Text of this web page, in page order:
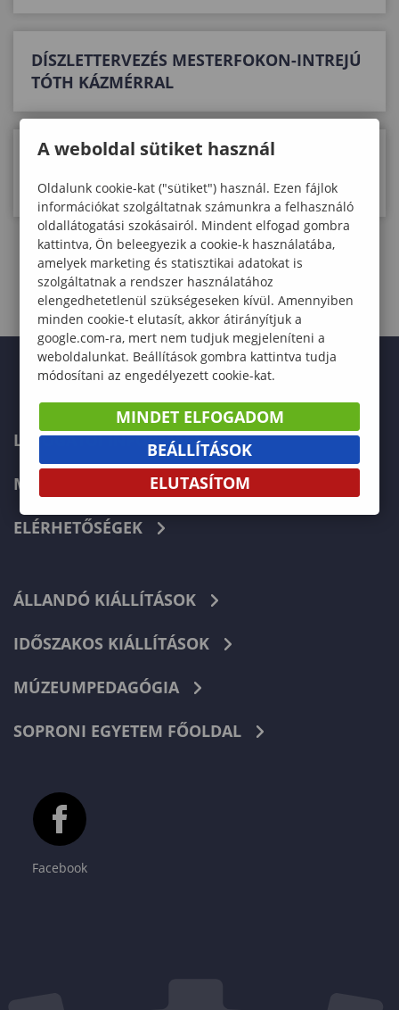
DÍSZLETTERVEZÉS MESTERFOKON-INTREJÚ
TÓTH KÁZMÉRRAL
Gyerekkoncertek a Sopronfest
szervezésében
« ‹ 3 4 5 6 7
LÁTOGATÓI INFORMÁCIÓK
MEGKÖZELÍTÉS
ELÉRHETŐSÉGEK
ÁLLANDÓ KIÁLLÍTÁSOK
IDŐSZAKOS KIÁLLÍTÁSOK
MÚZEUMPEDAGÓGIA
SOPRONI EGYETEM FŐOLDAL
Facebook
A weboldal sütiket használ
Oldalunk cookie-kat ("sütiket") használ. Ezen fájlok
információkat szolgáltatnak számunkra a felhasználó
oldallátogatási szokásairól. Mindent elfogad gombra
kattintva, Ön beleegyezik a cookie-k használatába,
amelyek marketing és statisztikai adatokat is
szolgáltatnak a rendszer használatához
elengedhetetlenül szükségeseken kívül. Amennyiben
minden cookie-t elutasít, akkor átirányítjuk a
google.com-ra, mert nem tudjuk megjeleníteni a
weboldalunkat. Beállítások gombra kattintva tudja
módosítani az engedélyezett cookie-kat.
MINDET ELFOGADOM
BEÁLLÍTÁSOK
ELUTASÍTOM